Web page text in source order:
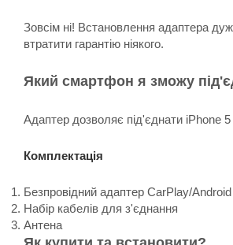
Зовсім ні! Встановлення адаптера
втратити гарантію ніякого.
Який смартфон я зможу
Адаптер дозволяє під'єднати iPhone
Комплектація
Безпровідний адаптер CarPlay/
Набір кабелів для з'єднання
Антена